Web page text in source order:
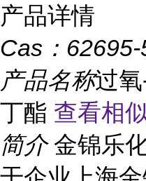
产品详情
Cas：
产品名称过
丁酯 查看相
简介 金锦乐